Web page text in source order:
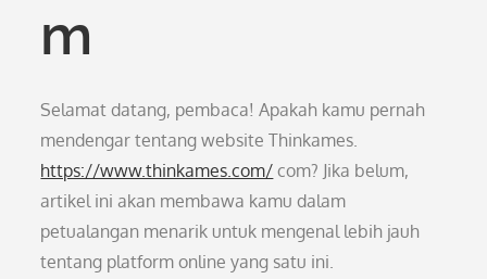
m
Selamat datang, pembaca! Apakah kamu pernah
mendengar tentang website Thinkames.
https://www.thinkames.com/ com? Jika belum,
artikel ini akan membawa kamu dalam
petualangan menarik untuk mengenal lebih jauh
tentang platform online yang satu ini.